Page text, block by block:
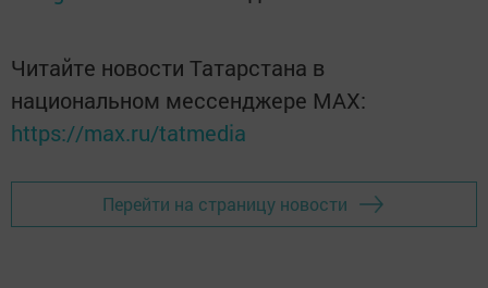
Читайте новости Татарстана в
национальном мессенджере MАХ:
https://max.ru/tatmedia
Перейти на страницу новости